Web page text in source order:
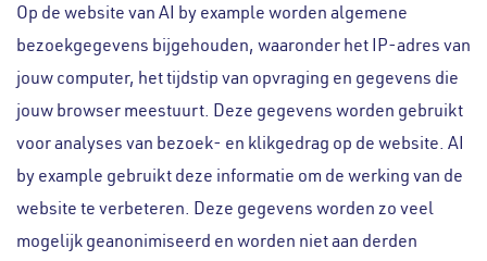
Op de website van AI by example worden algemene
bezoekgegevens bijgehouden, waaronder het IP-adres van
jouw computer, het tijdstip van opvraging en gegevens die
jouw browser meestuurt. Deze gegevens worden gebruikt
voor analyses van bezoek- en klikgedrag op de website. AI
by example gebruikt deze informatie om de werking van de
website te verbeteren. Deze gegevens worden zo veel
mogelijk geanonimiseerd en worden niet aan derden